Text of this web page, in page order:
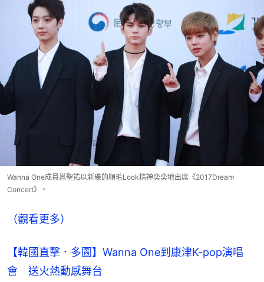
Wanna One成員邕聖祐以新碟的順毛Look精神奕奕地出席《2017Dream
Concert》。
（觀看更多）
【韓國直擊．多圖】Wanna One到康津K-pop演唱
會　送火熱動感舞台